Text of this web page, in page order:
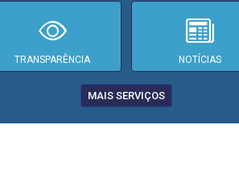
TRANSPARÊNCIA NOTÍCIAS
MAIS SERVIÇOS